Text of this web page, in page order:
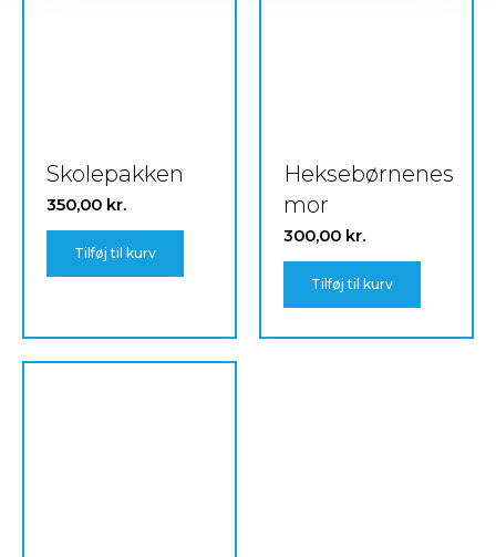
Skolepakken
350,00 kr.
Tilføj til kurv
Heksebørnenes
mor
300,00 kr.
Tilføj til kurv